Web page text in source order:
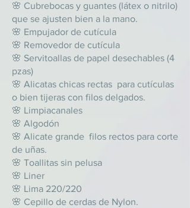
🌸 Cubrebocas y guantes (látex o nitrilo)
que se ajusten bien a la mano.
🌸 Empujador de cutícula
🌸 Removedor de cutícula
🌸 Servitoallas de papel desechables (4
pzas)
🌸 Alicatas chicas rectas para cutículas
o bien tijeras con filos delgados.
🌸 Limpiacanales
🌸 Algodón
🌸 Alicate grande filos rectos para corte
de uñas.
🌸 Toallitas sin pelusa
🌸 Liner
🌸 Lima 220/220
🌸 Cepillo de cerdas de Nylon.